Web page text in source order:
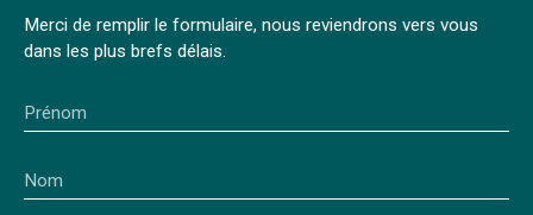
Merci de remplir le formulaire, nous reviendrons vers vous
dans les plus brefs délais.
Prénom
Nom